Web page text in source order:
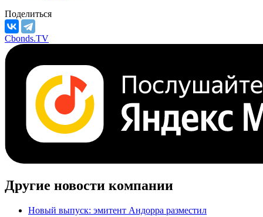
Поделиться
Cbonds.TV
Другие новости компании
Новый выпуск: эмитент Андорра разместил